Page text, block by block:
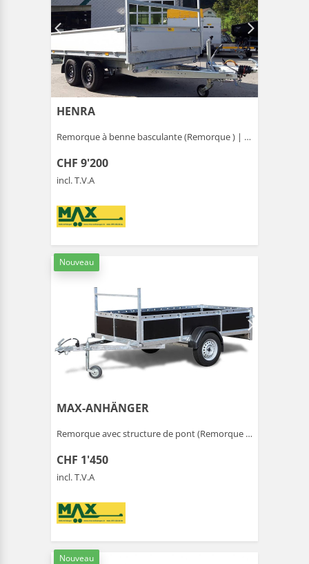
HENRA
Remorque à benne basculante (Remorque ) |
CHF 9'200
incl. T.V.A
Nouveau
MAX-ANHÄNGER
Remorque avec structure de pont (Remorque ) |
CHF 1'450
incl. T.V.A
Nouveau